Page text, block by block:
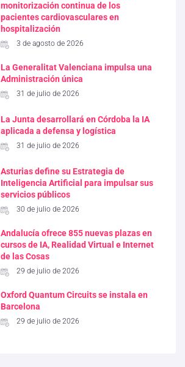
monitorización continua de los
pacientes cardiovasculares en
hospitalización
3 de agosto de 2026
La Generalitat Valenciana impulsa una
Administración única
31 de julio de 2026
La Junta desarrollará en Córdoba la IA
aplicada a defensa y logística
31 de julio de 2026
Asturias define su Estrategia de
Inteligencia Artificial para impulsar sus
servicios públicos
30 de julio de 2026
Andalucía ofrece 855 nuevas plazas en
cursos de IA, Realidad Virtual e Internet
de las Cosas
29 de julio de 2026
Oxford Quantum Circuits se instala en
Barcelona
29 de julio de 2026